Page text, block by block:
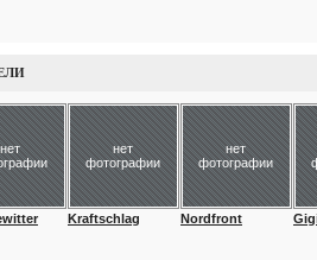
нет
нет
фотографии
Kraftschlag
нет
фотографии
Nordfront